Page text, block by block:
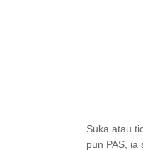
Suka atau
pun PAS, ia